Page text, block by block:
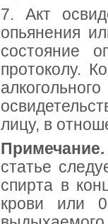
7. Акт
опьянения
состояние
протоколу.
лицу, в
Примечание.
статье
спирта в
крови или